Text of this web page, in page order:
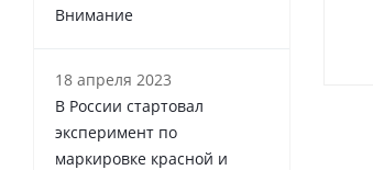
Внимание
18 апреля 2023
В России cтартовал
эксперимент по
маркировке красной и